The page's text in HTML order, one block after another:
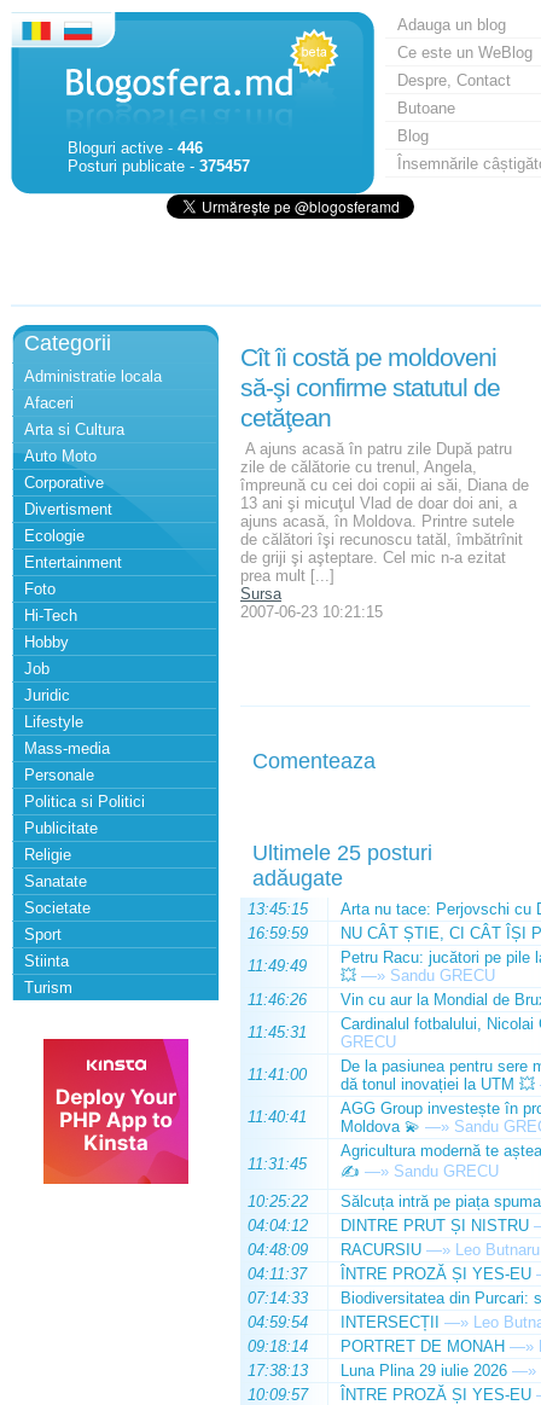
Bloguri active - 446
Posturi publicate - 375457
Adauga un blog
Ce este un WeBlog
Despre, Contact
Butoane
Blog
Însemnările
Categorii
Administratie locala
Afaceri
Arta si Cultura
Auto Moto
Corporative
Divertisment
Ecologie
Entertainment
Foto
Hi-Tech
Hobby
Job
Juridic
Lifestyle
Mass-media
Personale
Politica si Politici
Publicitate
Religie
Sanatate
Societate
Sport
Stiinta
Turism
Cît îi costă pe moldoveni
să-şi confirme statutul de
cetăţean
A ajuns acasă în patru zile După patru
zile de călătorie cu trenul, Angela,
împreună cu cei doi copii ai săi, Diana de
13 ani şi micuţul Vlad de doar doi ani, a
ajuns acasă, în Moldova. Printre sutele
de călători îşi recunoscu tatăl, îmbătrînit
de griji şi aşteptare. Cel mic n-a ezitat
prea mult [...]
Sursa
2007-06-23 10:21:15
Comenteaza
Ultimele 25 posturi
adăugate
13:45:15
Arta nu tace: Perjovschi cu
16:59:59
NU CÂT ȘTIE, CI CÂT ÎȘI
11:49:49
Petru Racu: jucători pe pile
💥 —» Sandu GRECU
11:46:26
Vin cu aur la Mondial de
11:45:31
Cardinalul fotbalului,
GRECU
11:41:00
De la pasiunea pentru sere
dă tonul inovației la UTM 💥
11:40:41
AGG Group investește în
Moldova 💫 —» Sandu
11:31:45
Agricultura modernă te
✍️ —» Sandu GRECU
10:25:22
Sălcuța intră pe piața
04:04:12
DINTRE PRUT ȘI NISTRU
04:48:09
RACURSIU —» Leo Butnaru
04:11:37
ÎNTRE PROZĂ ȘI YES-EU
07:14:33
Biodiversitatea din Purcari:
04:59:54
INTERSECȚII —» Leo
09:18:14
PORTRET DE MONAH —»
17:38:13
Luna Plina 29 iulie 2026 —»
10:09:57
ÎNTRE PROZĂ ȘI YES-EU